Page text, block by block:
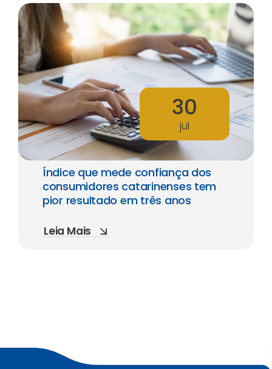
30
jul
Índice que mede confiança dos
consumidores catarinenses tem
pior resultado em três anos
Leia Mais